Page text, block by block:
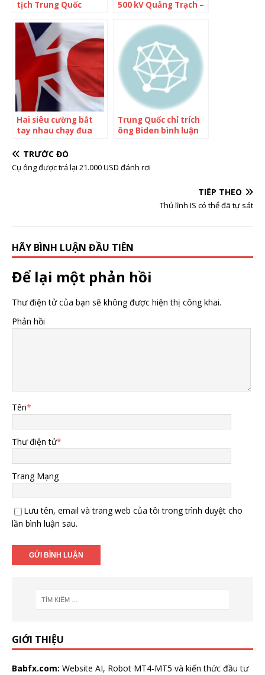
tịch Trung Quốc
500 kV Quảng Trạch –
phối 500 kV Quảng
Trạch
Hai siêu cường bắt
tay nhau chạy đua
giới ở khu vực Trung
Quốc đang gia tăng
ảnh hưởng: Để không
Trung Quốc chỉ trích
ông Biden bình luận
TRƯỚC ĐÓ
Cụ ông được trả lại 21.000 USD đánh rơi
TIẾP THEO
Thủ lĩnh IS có thể đã tự sát
HÃY BÌNH LUẬN ĐẦU TIÊN
Để lại một phản hồi
Thư điện tử của bạn sẽ không được hiện thị công khai.
Phản hồi
Tên*
Thư điện tử*
Trang Mạng
Lưu tên, email và trang web của tôi trong trình duyệt cho
lần bình luận sau.
GIỚI THIỆU
Babfx.com: Website AI, Robot MT4-MT5 và kiến thức đầu tư